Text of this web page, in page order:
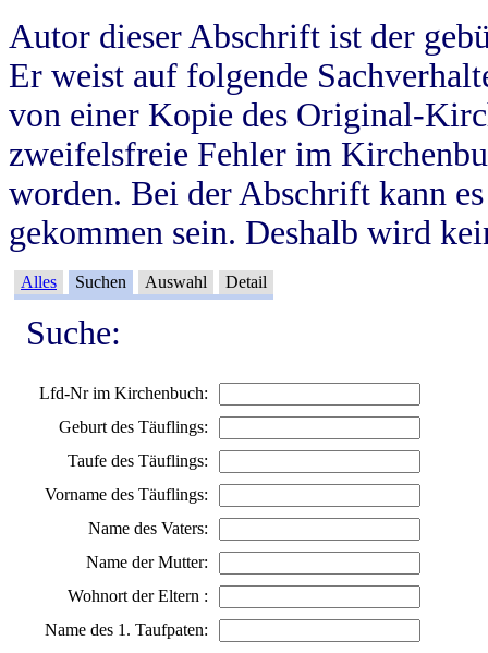
Autor dieser Abschrift ist der
Er weist auf folgende
von einer Kopie des Original-
zweifelsfreie Fehler im
worden. Bei der Abschrift kann
gekommen sein. Deshalb wird
Alles Suchen Auswahl Detail
Suche:
Lfd-Nr im Kirchenbuch:
Geburt des Täuflings:
Taufe des Täuflings:
Vorname des Täuflings:
Name des Vaters:
Name der Mutter:
Wohnort der Eltern :
Name des 1. Taufpaten: